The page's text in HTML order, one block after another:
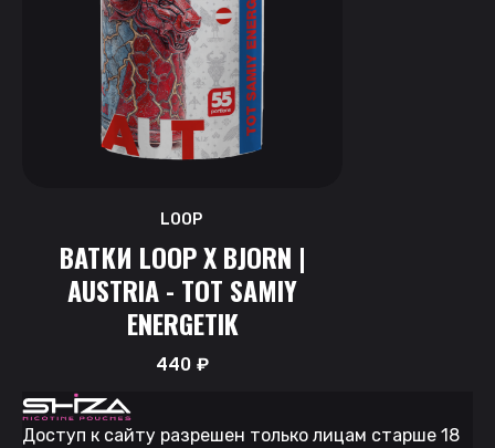
LOOP
ВАТКИ LOOP X BJORN |
AUSTRIA - TOT SAMIY
ENERGETIK
440₽
Доступ к сайту разрешен только лицам старше 18